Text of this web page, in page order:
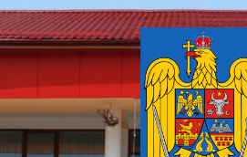
Skip
to
content
Skip
to
left
sidebar
Skip
to
right
sidebar
Skip
to
footer